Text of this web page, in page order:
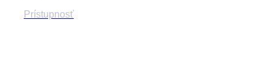
Prístupnosť